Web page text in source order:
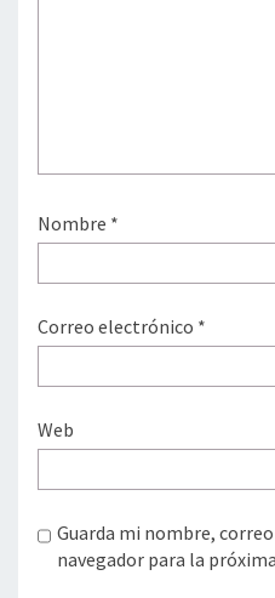
Nombre *
Correo electrónico *
Web
Guarda mi nombre,
navegador para la